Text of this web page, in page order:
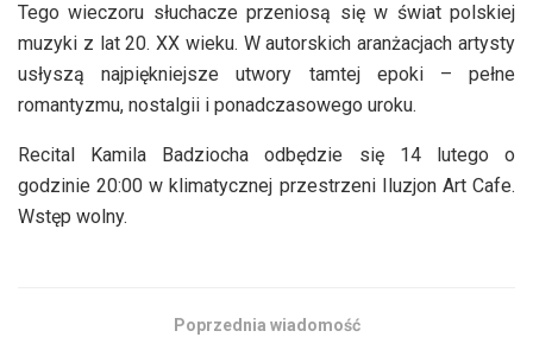
Tego wieczoru słuchacze przeniosą się w świat polskiej
muzyki z lat 20. XX wieku. W autorskich aranżacjach artysty
usłyszą najpiękniejsze utwory tamtej epoki – pełne
romantyzmu, nostalgii i ponadczasowego uroku.
Recital Kamila Badziocha odbędzie się 14 lutego o
godzinie 20:00 w klimatycznej przestrzeni Iluzjon Art Cafe.
Wstęp wolny.
Poprzednia wiadomość